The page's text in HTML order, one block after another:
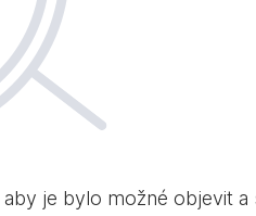
je bylo možné objevit